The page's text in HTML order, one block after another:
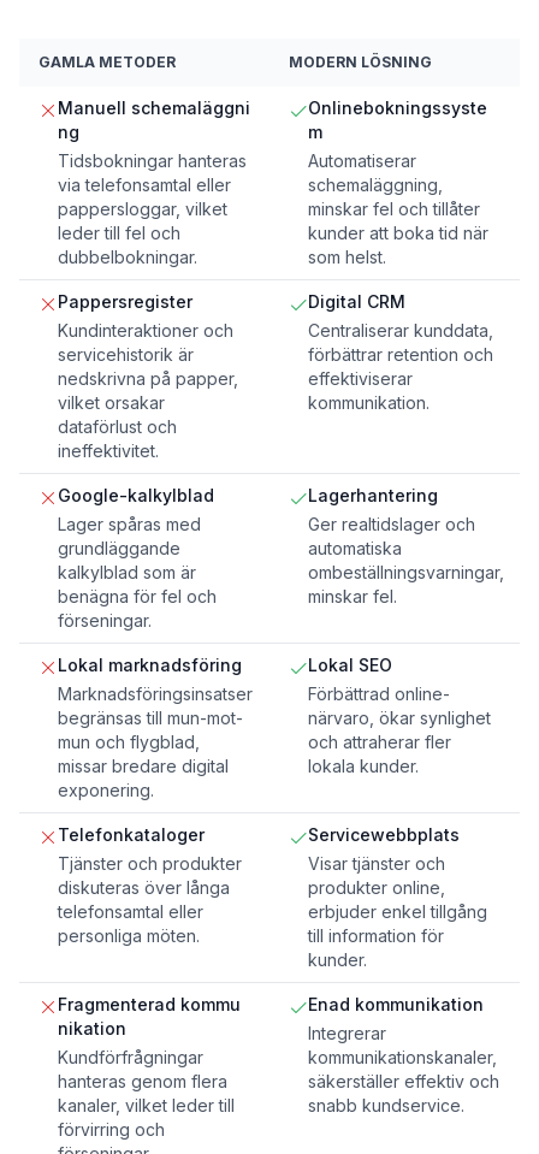
GAMLA METODER MODERN LÖSNING
Manuell schemaläggni
ng
Tidsbokningar hanteras
via telefonsamtal eller
pappersloggar, vilket
leder till fel och
dubbelbokningar.
Onlinebokningssyste
m
Automatiserar
schemaläggning,
minskar fel och tillåter
kunder att boka tid när
som helst.
Pappersregister
Kundinteraktioner och
servicehistorik är
nedskrivna på papper,
vilket orsakar
dataförlust och
ineffektivitet.
Digital CRM
Centraliserar kunddata,
förbättrar retention och
effektiviserar
kommunikation.
Google-kalkylblad
Lager spåras med
grundläggande
kalkylblad som är
benägna för fel och
förseningar.
Lagerhantering
Ger realtidslager och
automatiska
ombeställningsvarningar,
minskar fel.
Lokal marknadsföring
Marknadsföringsinsatser
begränsas till mun-mot-
mun och flygblad,
missar bredare digital
exponering.
Lokal SEO
Förbättrad online-
närvaro, ökar synlighet
och attraherar fler
lokala kunder.
Telefonkataloger
Tjänster och produkter
diskuteras över långa
telefonsamtal eller
personliga möten.
Servicewebbplats
Visar tjänster och
produkter online,
erbjuder enkel tillgång
till information för
kunder.
Fragmenterad kommu
nikation
Kundförfrågningar
hanteras genom flera
kanaler, vilket leder till
förvirring och
Enad kommunikation
Integrerar
kommunikationskanaler,
säkerställer effektiv och
snabb kundservice.